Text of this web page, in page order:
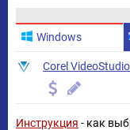
Windows
Corel
Инструкция - как